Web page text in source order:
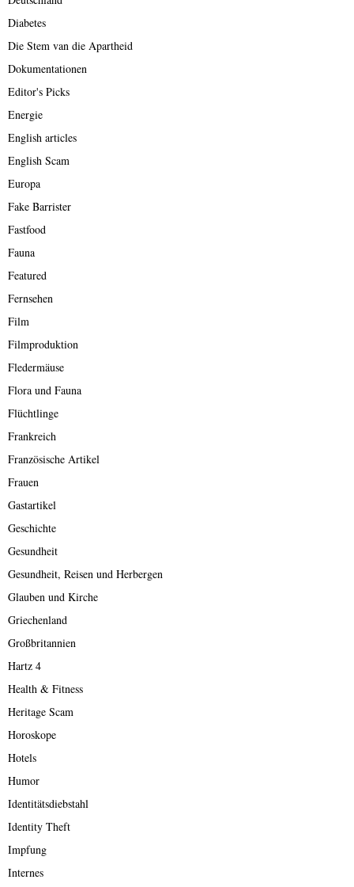
Diabetes
Die Stem van die Apartheid
Dokumentationen
Editor's Picks
Energie
English articles
English Scam
Europa
Fake Barrister
Fastfood
Fauna
Featured
Fernsehen
Film
Filmproduktion
Fledermäuse
Flora und Fauna
Flüchtlinge
Frankreich
Französische Artikel
Frauen
Gastartikel
Geschichte
Gesundheit
Gesundheit, Reisen und Herbergen
Glauben und Kirche
Griechenland
Großbritannien
Hartz 4
Health & Fitness
Heritage Scam
Horoskope
Hotels
Humor
Identitätsdiebstahl
Identity Theft
Impfung
Internes